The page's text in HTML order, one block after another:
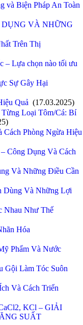
và Biện Pháp An Toàn
DỤNG VÀ NHỮNG
Trên Thị
– Lựa chọn nào tối ưu
Sự Gây Hại
Quả (17.03.2025)
Loại Tôm/Cá: Bí
Cách Phòng Ngừa Hiệu
Công Dụng Và Cách
Và Những Điều Cần
Dùng Và Những Lợi
Nhau Như Thế
Hóa
Phẩm Và Nước
Gội Làm Tóc Suôn
Và Cách Triển
KCl – GIẢI
SUẤT